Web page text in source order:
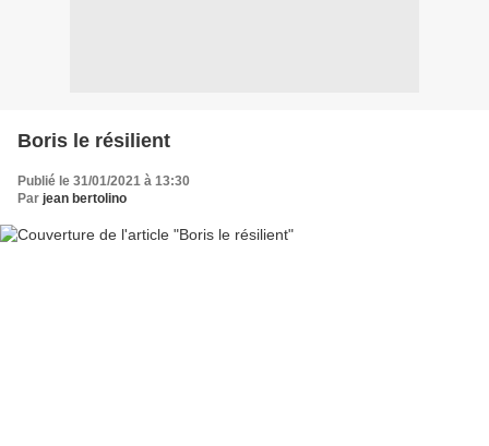
Boris le résilient
Publié le 31/01/2021 à 13:30
Par jean bertolino